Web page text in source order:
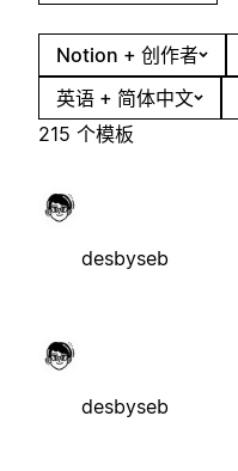
Notion + 创作者
英语 + 简体中文
215 个模板
desbyseb
desbyseb